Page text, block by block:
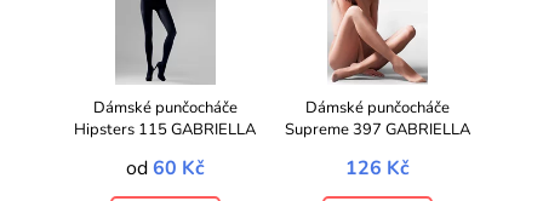
Dámské punčocháče
Hipsters 115 GABRIELLA
od60 Kč
Dámské punčocháče
Supreme 397 GABRIELLA
126 Kč